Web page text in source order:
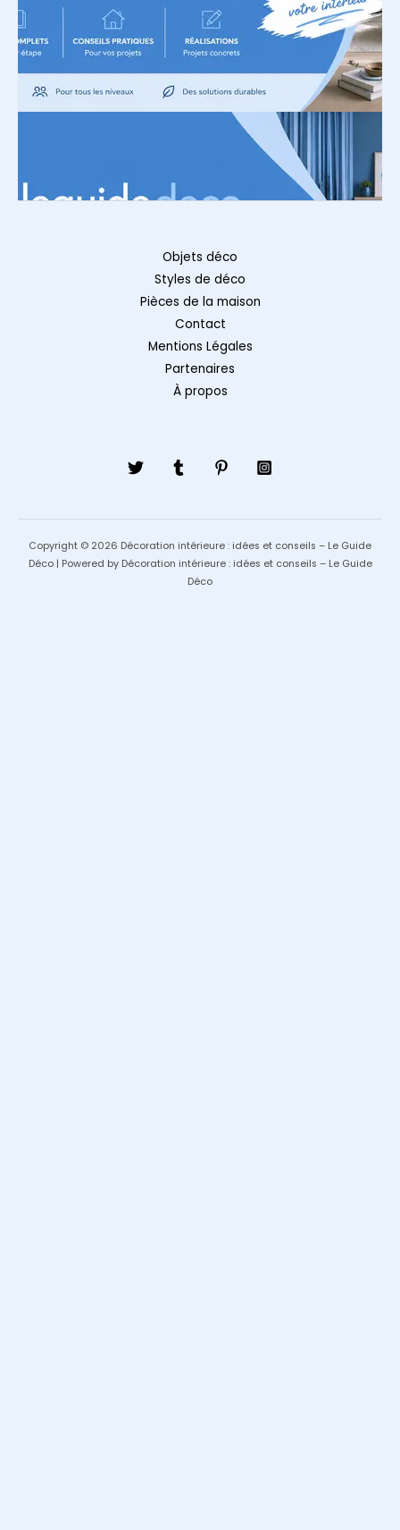
Objets déco
Styles de déco
Pièces de la maison
Contact
Mentions Légales
Partenaires
À propos
Copyright © 2026 Décoration intérieure : idées et conseils – Le Guide
Déco | Powered by Décoration intérieure : idées et conseils – Le Guide
Déco